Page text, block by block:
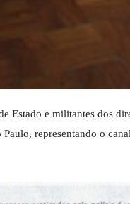
Estado e militantes dos
representando o